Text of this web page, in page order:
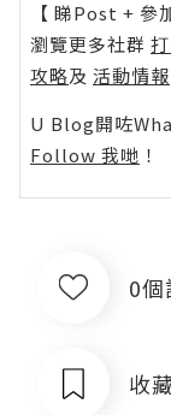
【 睇Post + 參
瀏覽更多社群
攻略及 活動情報
U Blog開咗
Follow 我哋 ！
0個
收